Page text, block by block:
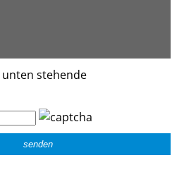
unten stehende